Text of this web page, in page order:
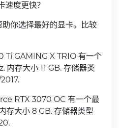
度更快？
你选择最好的显卡。比较
Ti GAMING X TRIO 有一个
内存大小 11 GB. 存储器类
RTX 3070 OC 有一个最
存大小 8 GB. 存储器类型